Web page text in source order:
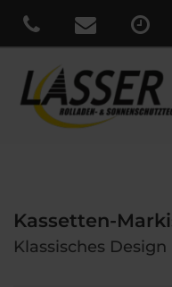
Kassetten-
Klassisches Design